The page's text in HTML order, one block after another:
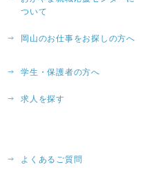
ついて
岡山のお仕事をお探しの方へ
学生・保護者の方へ
求人を探す
よくあるご質問